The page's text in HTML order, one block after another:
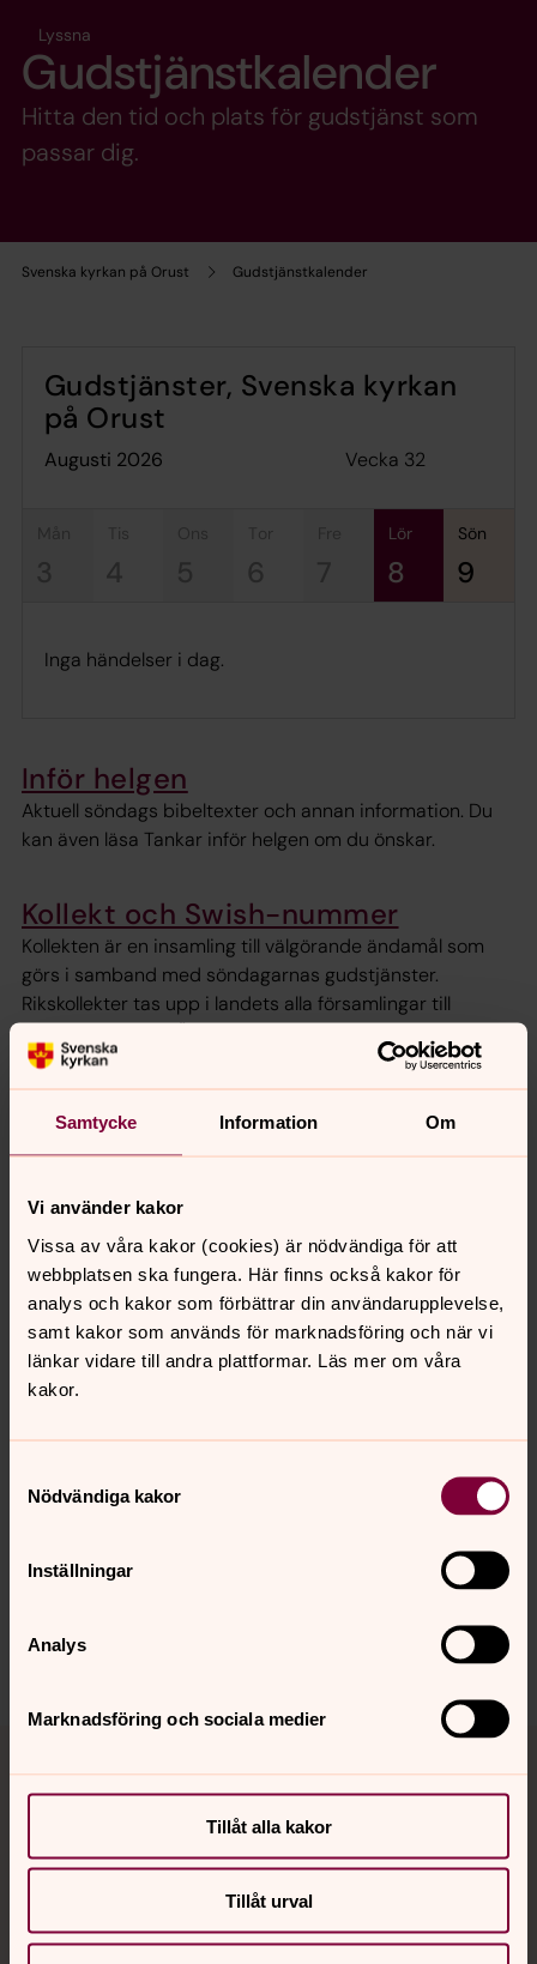
Samtycke Information Om
Vi använder kakor
Vissa av våra kakor (cookies) är nödvändiga för att
webbplatsen ska fungera. Här finns också kakor för
analys och kakor som förbättrar din användarupplevelse,
samt kakor som används för marknadsföring och när vi
länkar vidare till andra plattformar. Läs mer om våra
kakor.
Nödvändiga kakor
Inställningar
Analys
Marknadsföring och sociala medier
Tillåt alla kakor
Tillåt urval
Svenska kyrkan på Orust Gudstjänstkalender
Lyssna
Gudstjänstkalender
Hitta den tid och plats för gudstjänst som
passar dig.
Gudstjänster, Svenska kyrkan
på Orust
augusti 2026 Vecka 32
tis
4
tor
6
lör
8
sön
9
Inga händelser i dag.
Inför helgen
Aktuell söndags bibeltexter och annan information. Du
kan även läsa Tankar inför helgen om du önskar.
Kollekt och Swish-nummer
Kollekten är en insamling till välgörande ändamål som
görs i samband med söndagarnas gudstjänster.
Rikskollekter tas upp i landets alla församlingar till
församlingarna själva vart pengarna ska gå. Här hittar du
Swish-nummer och mer information.
Hittar du inte vad du söker - här
hittar du allt som är på gång i våra
församlingar
Allt som händer i en kalender!
Vad pågår och hur? Svaren hittar du i vår kalender. Läs
mer.
Synpunkter eller frågor på sidans
orusts.pastorat@svenskakyrkan.se
Tillbaka till toppen
Tillbaka till innehållet
Kontakt
Kalender